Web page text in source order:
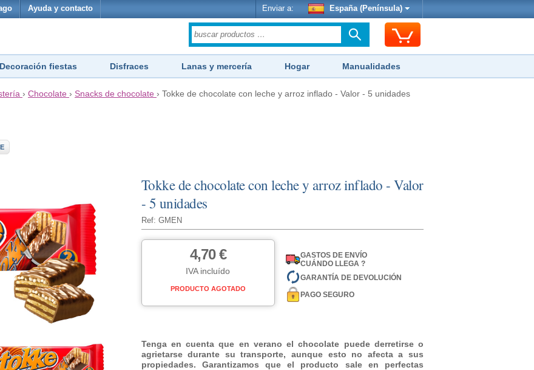
Ayuda y contacto Enviar a: España (Península)
Decoración fiestas Disfraces Lanas y mercería Hogar Manualidades
› Chocolate › Snacks de chocolate › Tokke de chocolate con leche y arroz inflado - Valor - 5 unidades
Tokke de chocolate con leche y arroz inflado - Valor
- 5 unidades
Ref: GMEN
4,70 €
IVA incluído
PRODUCTO AGOTADO
GASTOS DE ENVÍO
CUÁNDO LLEGA ?
GARANTÍA DE DEVOLUCIÓN
PAGO SEGURO
Tenga en cuenta que en verano el chocolate puede derretirse o
agrietarse durante su transporte, aunque esto no afecta a sus
propiedades. Garantizamos que el producto sale en perfectas